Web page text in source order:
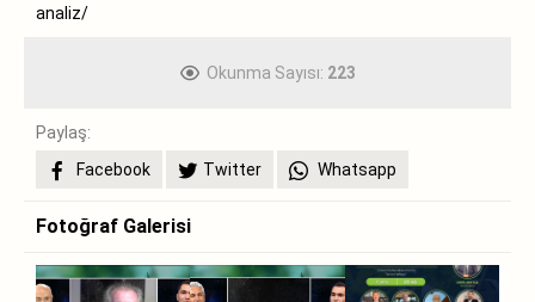
analiz/
Okunma Sayısı: 223
Paylaş:
Facebook
Twitter Whatsapp
Fotoğraf Galerisi